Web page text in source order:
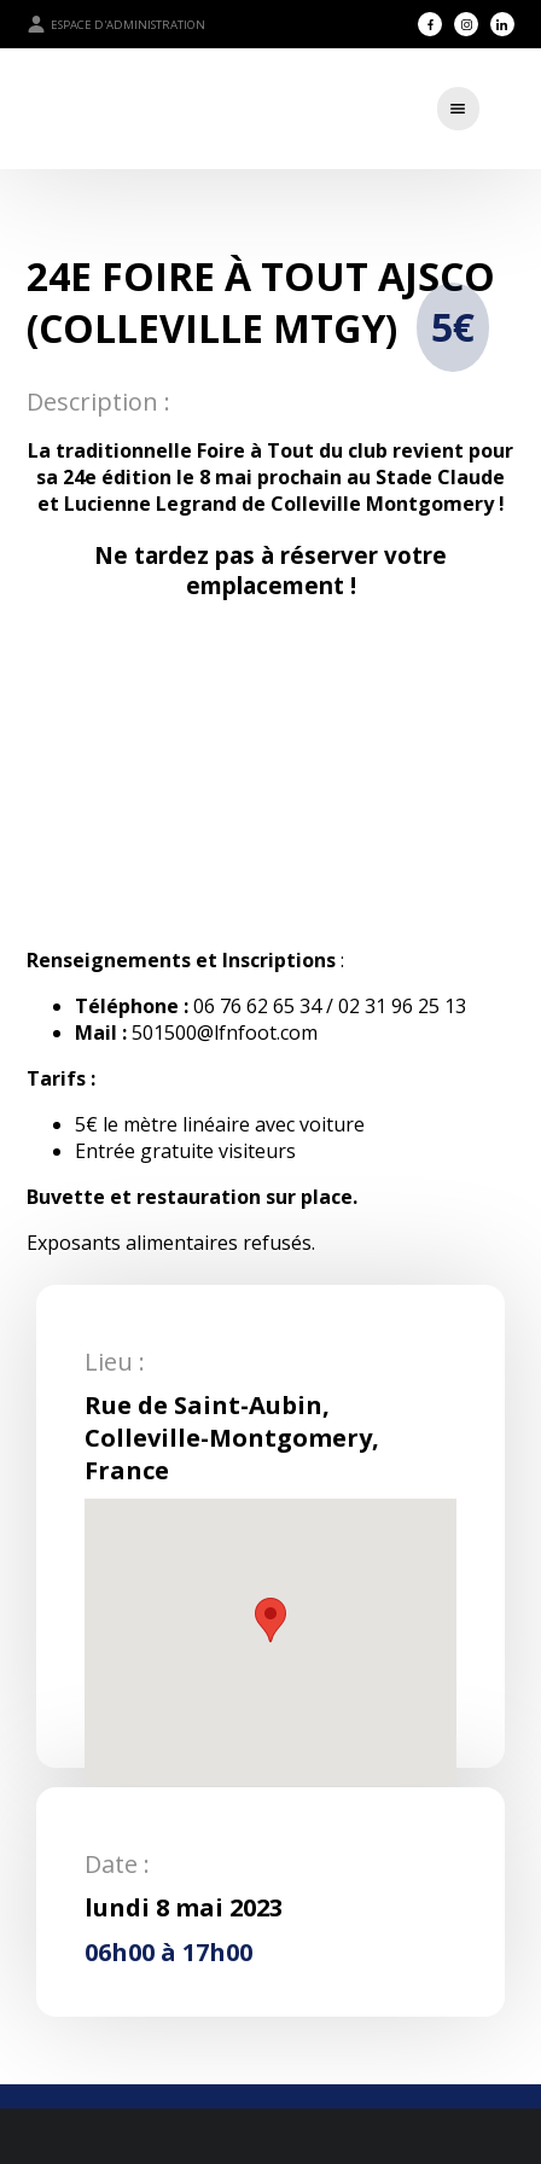
ESPACE D'ADMINISTRATION
24E FOIRE À TOUT AJSCO
(COLLEVILLE MTGY)
5€
Description :
La traditionnelle Foire à Tout du club revient pour
sa 24e édition le 8 mai prochain au Stade Claude
et Lucienne Legrand de Colleville Montgomery !
Ne tardez pas à réserver votre
emplacement !
Renseignements et Inscriptions:
Téléphone :06 76 62 65 34 / 02 31 96 25 13
Mail :501500@lfnfoot.com
Tarifs :
5€ le mètre linéaire avec voiture
Entrée gratuite visiteurs
Buvette et restauration sur place.
Exposants alimentaires refusés.
Lieu :
Rue de Saint-Aubin,
Colleville-Montgomery,
France
Date :
lundi 8 mai 2023
06h00 à 17h00